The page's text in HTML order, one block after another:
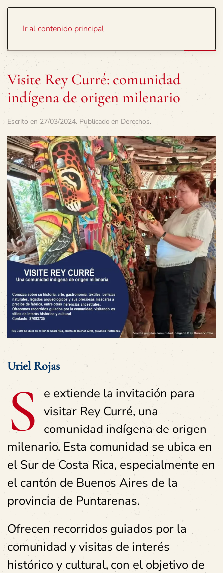
Ir al contenido principal
Visite Rey Curré: comunidad
indígena de origen milenario
Escrito en 27/03/2024. Publicado en Derechos.
Uriel Rojas
S e extiende la invitación para
visitar Rey Curré, una
comunidad indígena de origen
milenario. Esta comunidad se ubica en
el Sur de Costa Rica, especialmente en
el cantón de Buenos Aires de la
provincia de Puntarenas.
Ofrecen recorridos guiados por la
comunidad y visitas de interés
histórico y cultural, con el objetivo de